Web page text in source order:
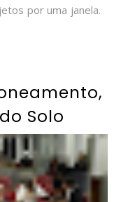
por uma janela.
Solo